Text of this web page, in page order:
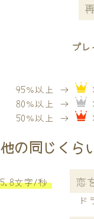
プ
95％以上 →
80％以上 →
50％以上 →
他の同じくら
5.8文字/秒 恋
ド